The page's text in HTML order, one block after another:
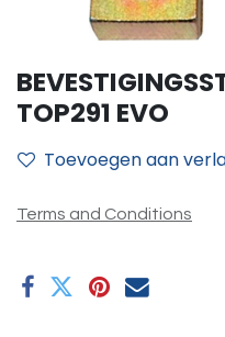
TOP291 EVO
Toevoegen aan
Terms and Conditions